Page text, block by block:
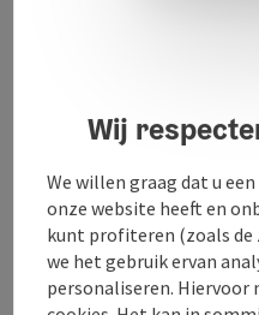
invloedssfeer en wil
promoten, in het
performance, evenals
vereniging de
publiek versterken,
jonge kunstenaars en
hun weg en pleiten voor
hedendaagse muziek.
Wij
We willen graag dat u
onze website heeft en
kunt profiteren (zoals de
we het gebruik ervan
personaliseren. Hiervoor